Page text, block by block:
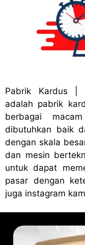
Pabrik Kardus
adalah pabrik
berbagai
dibutuhkan baik
dengan skala
dan mesin
untuk dapat
pasar dengan
juga instagram